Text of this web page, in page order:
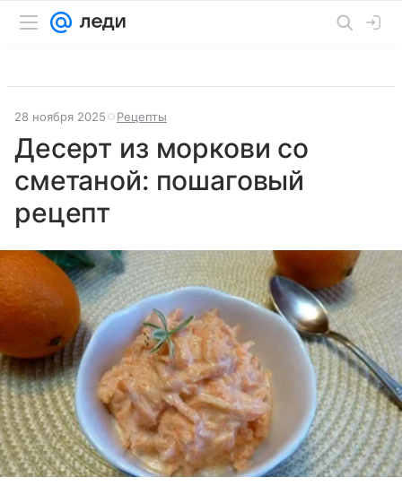
28 ноября 2025 Рецепты
Десерт из моркови со
сметаной: пошаговый
рецепт